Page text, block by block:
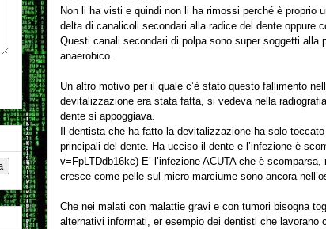
Non li ha visti e quindi non li ha rimossi perché è proprio
delta di canalicoli secondari alla radice del dente oppure
Questi canali secondari di polpa sono super soggetti
anaerobico.
Un altro motivo per il quale c’è stato questo fallimento
devitalizzazione era stata fatta, si vedeva nella
dente si appoggiava.
Il dentista che ha fatto la devitalizzazione ha solo
principali del dente. Ha ucciso il dente e l’infezione è
v=FpLTDdb16kc) E’ l’infezione ACUTA che è
cresce come pelle sul micro-marciume sono ancora
Che nei malati con malattie gravi e con tumori bisogna
alternativi informati, er esempio dei dentisti che lavorano